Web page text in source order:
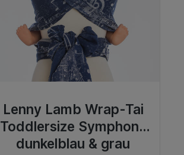
Lenny Lamb Wrap-Tai
Toddlersize Symphony
dunkelblau & grau